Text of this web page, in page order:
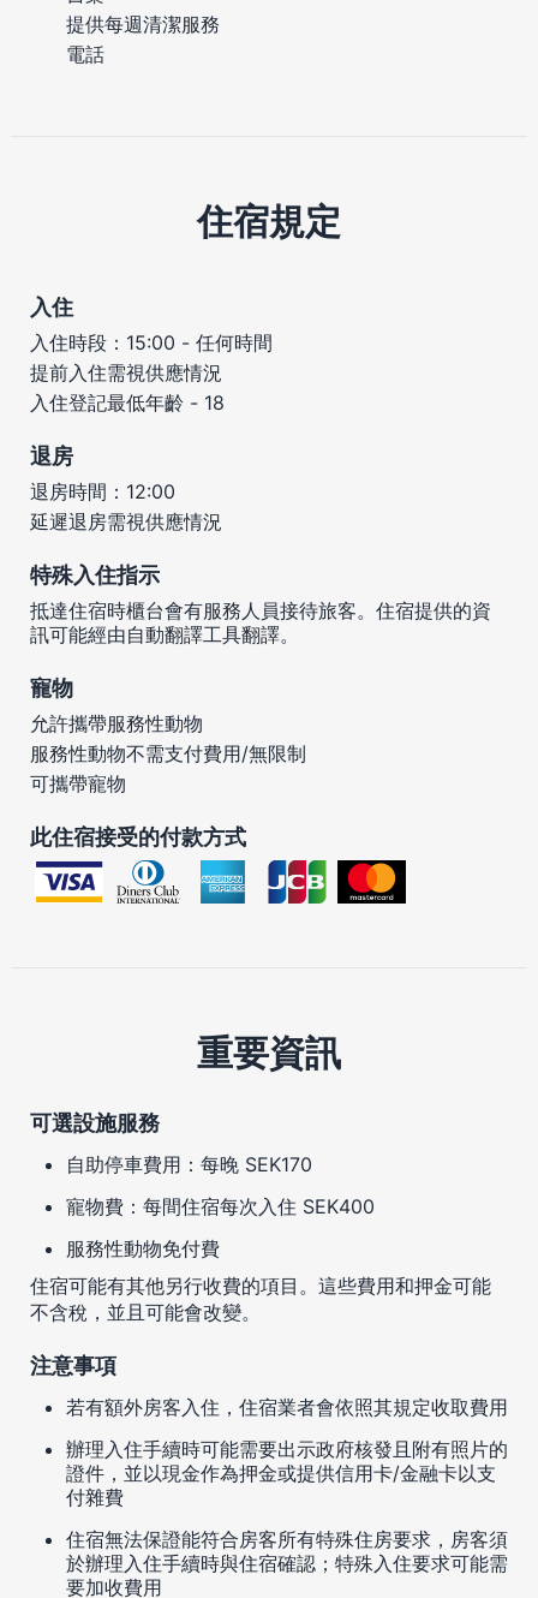
提供每週清潔服務
電話
住宿規定
入住
入住時段：15:00 - 任何時間
提前入住需視供應情況
入住登記最低年齡 - 18
退房
退房時間：12:00
延遲退房需視供應情況
特殊入住指示
抵達住宿時櫃台會有服務人員接待旅客。住宿提供的資
訊可能經由自動翻譯工具翻譯。
寵物
允許攜帶服務性動物
服務性動物不需支付費用/無限制
可攜帶寵物
此住宿接受的付款方式
重要資訊
可選設施服務
自助停車費用：每晚 SEK170
寵物費：每間住宿每次入住 SEK400
服務性動物免付費
住宿可能有其他另行收費的項目。這些費用和押金可能
不含稅，並且可能會改變。
注意事項
若有額外房客入住，住宿業者會依照其規定收取費用
辦理入住手續時可能需要出示政府核發且附有照片的
證件，並以現金作為押金或提供信用卡/金融卡以支
付雜費
住宿無法保證能符合房客所有特殊住房要求，房客須
於辦理入住手續時與住宿確認；特殊入住要求可能需
要加收費用